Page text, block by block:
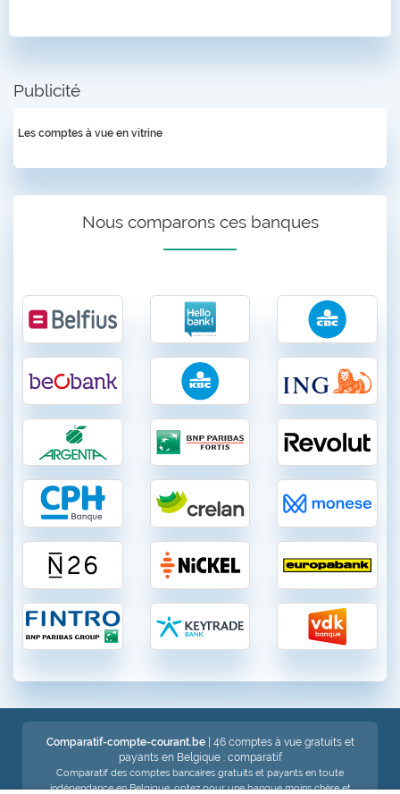
Publicité
Les comptes à vue en vitrine
Nous comparons ces banques
Comparatif-compte-courant.be| 46 comptes à vue gratuits et
payants en Belgique : comparatif
Comparatif des comptes bancaires gratuits et payants en toute
indépendance en Belgique: optez pour une banque moins chère et